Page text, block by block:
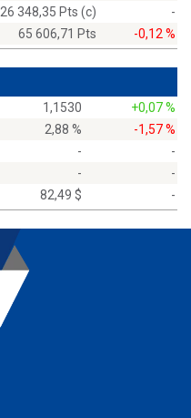
26 348,35 Pts (c)
-
65 606,71 Pts -0,12 %
1,1530
+0,07 %
2,88 %
-1,57 %
-
-
-
-
82,49 $ -